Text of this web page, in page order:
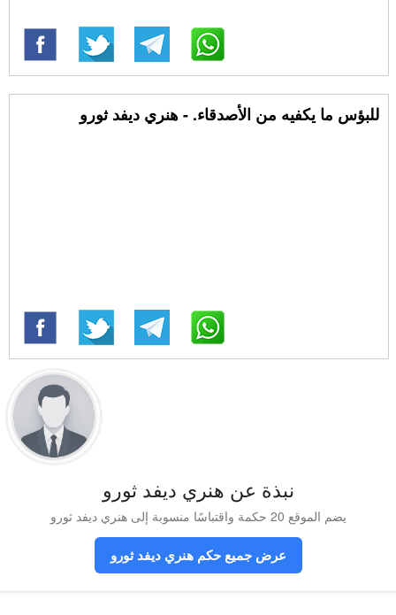
للبؤس ما يكفيه من الأصدقاء. - هنري ديفد ثورو
نبذة عن هنري ديفد ثورو
يضم الموقع 20 حكمة واقتباسًا منسوبة إلى هنري ديفد ثورو
عرض جميع حكم هنري ديفد ثورو